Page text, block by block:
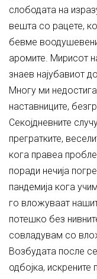
слободата на
вешта со рацете,
бевме
аромите. Мирисот
знаев најубавиот
Многу ми
наставниците,
Секојдневните
прегратките,
кога правеа
поради нечија
пандемија кога
го вложуваат
потешко без
совладувам со
Возбудата после
одбојка,